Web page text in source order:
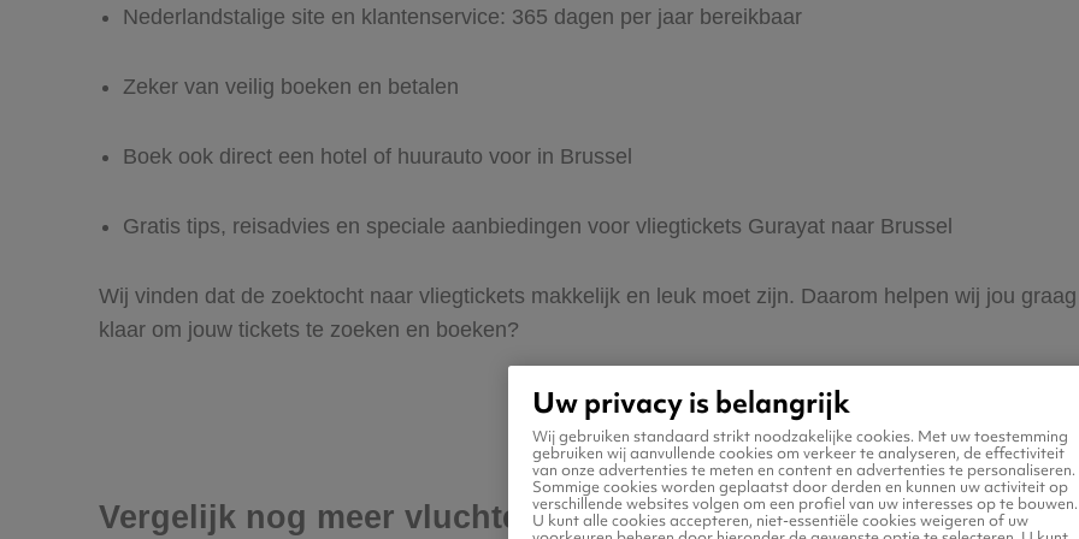
Nederlandstalige site en klantenservice: 365 dagen per jaar bereikbaar
Zeker van veilig boeken en betalen
Boek ook direct een hotel of huurauto voor in Brussel
Gratis tips, reisadvies en speciale aanbiedingen voor vliegtickets Gurayat naar Brussel
Wij vinden dat de zoektocht naar vliegtickets makkelijk en leuk moet zijn. Daarom helpen wij jou
klaar om jouw tickets te zoeken en boeken?
Vergelijk nog meer vluchten naar Brussel
Uw privacy is belangrijk
Wij gebruiken standaard strikt noodzakelijke cookies. Met uw toestemming
gebruiken wij aanvullende cookies om verkeer te analyseren, de effectiviteit
van onze advertenties te meten en content en advertenties te personaliseren.
Sommige cookies worden geplaatst door derden en kunnen uw activiteit op
verschillende websites volgen om een profiel van uw interesses op te bouwen.
U kunt alle cookies accepteren, niet-essentiële cookies weigeren of uw